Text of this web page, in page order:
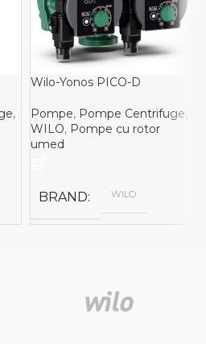
,
Wilo-Yonos PICO-D
Pompe, Pompe Centrifuge,
WILO, Pompe cu rotor
umed
BRAND WILO